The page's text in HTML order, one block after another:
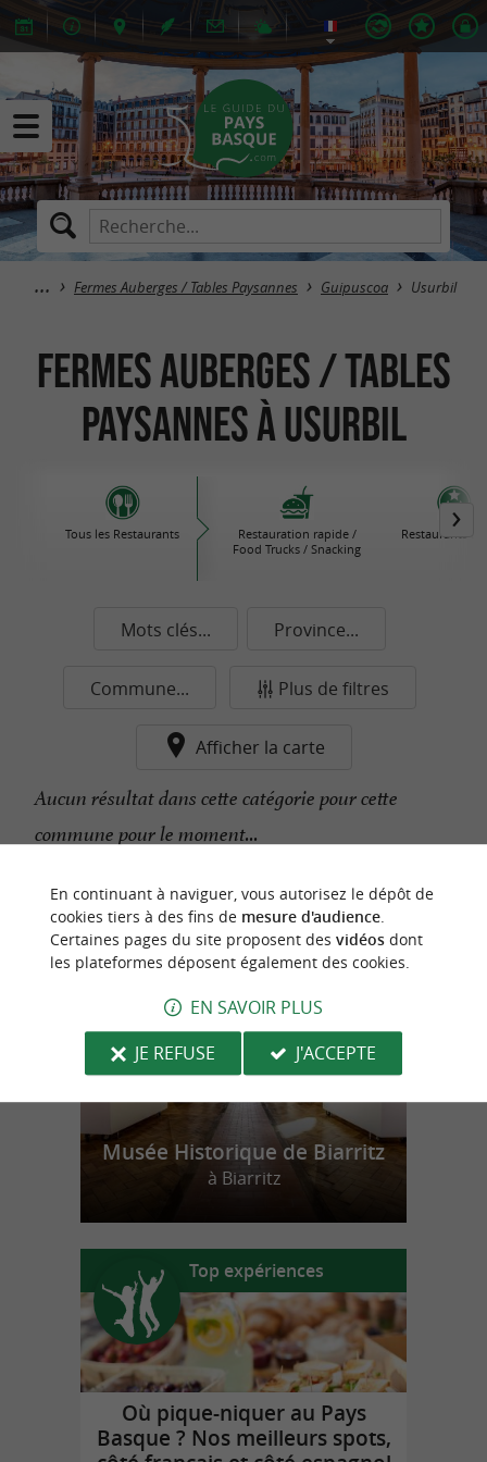
Fermes Auberges / Tables Paysannes Guipuscoa Usurbil
Fermes Auberges / Tables
Paysannes à Usurbil
Tous les Restaurants
Restauration rapide /
Food Trucks / Snacking
Restaurants
Mots clés... Province...
Commune... Plus de filtres
Afficher la carte
Aucun résultat dans cette catégorie pour cette
commune pour le moment...
n
o
t
r
e
c
o
u
p
d
e
c
o
e
u
r
Musée Historique de Biarritz
à Biarritz
Top expériences
Où pique-niquer au Pays
Basque ? Nos meilleurs spots,
En continuant à naviguer, vous autorisez le dépôt de
cookies tiers à des fins de mesure d'audience.
Certaines pages du site proposent des vidéosdont
les plateformes déposent également des cookies.
EN SAVOIR PLUS
JE REFUSE
J'ACCEPTE